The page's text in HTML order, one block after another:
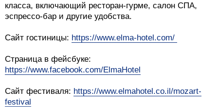
класса, включающий ресторан-гурме, салон СПА,
эспрессо-бар и другие удобства.
Сайт гостиницы: https://www.elma-hotel.com/
Страница в фейсбуке:
https://www.facebook.com/ElmaHotel
Сайт фестиваля: https://www.elmahotel.co.il/mozart-
festival